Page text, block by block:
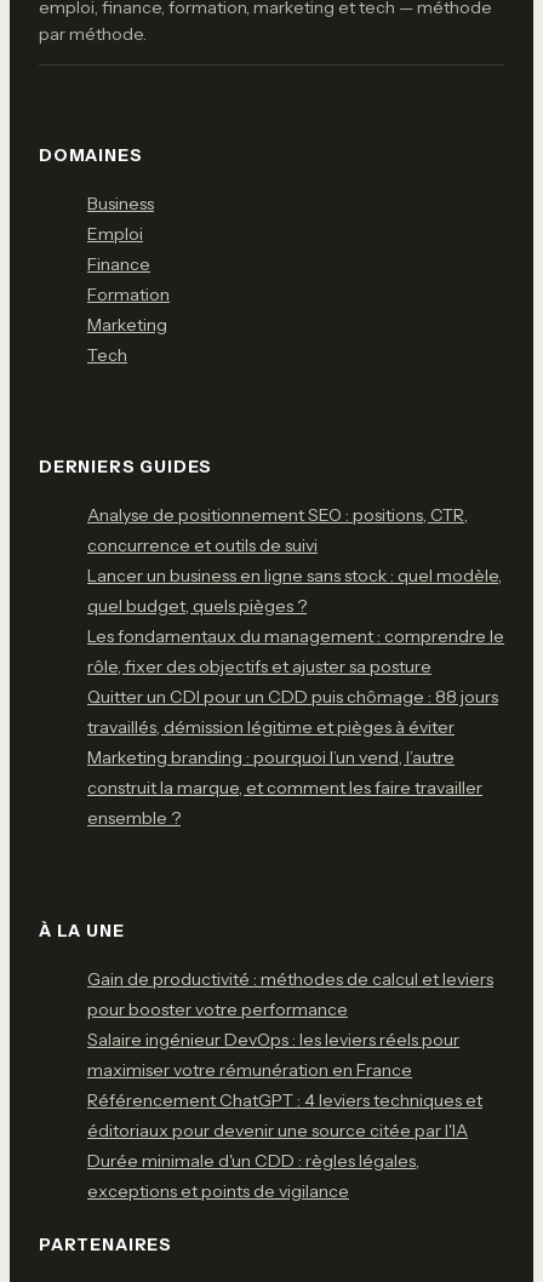
emploi, finance, formation, marketing et tech — méthode
par méthode.
DOMAINES
Business
Emploi
Finance
Formation
Marketing
Tech
DERNIERS GUIDES
Analyse de positionnement SEO : positions, CTR,
concurrence et outils de suivi
Lancer un business en ligne sans stock : quel modèle,
quel budget, quels pièges ?
Les fondamentaux du management : comprendre le
rôle, fixer des objectifs et ajuster sa posture
Quitter un CDI pour un CDD puis chômage : 88 jours
travaillés, démission légitime et pièges à éviter
Marketing branding : pourquoi l’un vend, l’autre
construit la marque, et comment les faire travailler
ensemble ?
À LA UNE
Gain de productivité : méthodes de calcul et leviers
pour booster votre performance
Salaire ingénieur DevOps : les leviers réels pour
maximiser votre rémunération en France
Référencement ChatGPT : 4 leviers techniques et
éditoriaux pour devenir une source citée par l'IA
Durée minimale d'un CDD : règles légales,
exceptions et points de vigilance
PARTENAIRES